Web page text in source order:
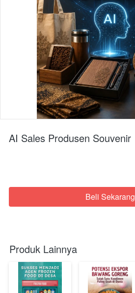
AI Sales Produsen Souvenir
`Beli Sekarang
Produk Lainnya